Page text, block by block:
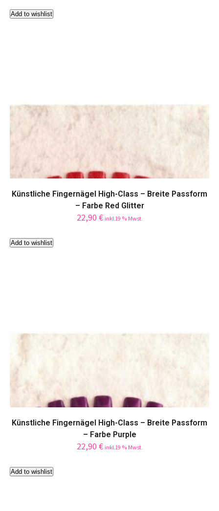
Add to wishlist
Künstliche Fingernägel High-Class – Breite Passform
– Farbe Red Glitter
22,90 € inkl.19 % Mwst.
Add to wishlist
Künstliche Fingernägel High-Class – Breite Passform
– Farbe Purple
22,90 € inkl.19 % Mwst.
Add to wishlist